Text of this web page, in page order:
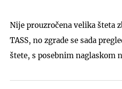
Nije prouzročena velika šteta
TASS, no zgrade se sada
štete, s posebnim naglaskom